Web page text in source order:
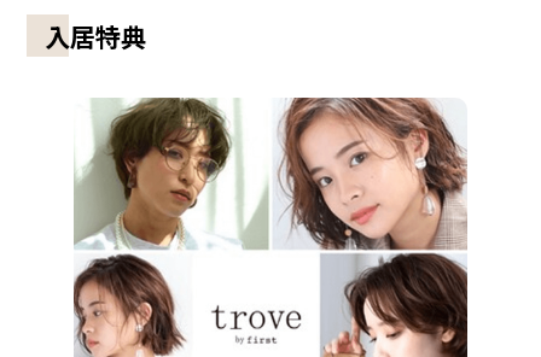
入居特典